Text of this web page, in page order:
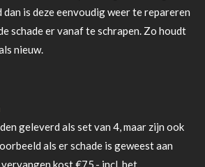
is deze eenvoudig weer te repareren
schade er vanaf te schrapen. Zo houdt
nieuw.
geleverd als set van 4, maar zijn ook
als er schade is geweest aan
kost €75,- incl. het